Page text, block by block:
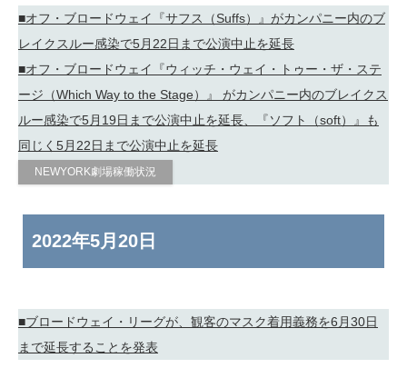
■オフ・ブロードウェイ『サフス（Suffs）』がカンパニー内のブ
レイクスルー感染で5月22日まで公演中止を延長
■オフ・ブロードウェイ『ウィッチ・ウェイ・トゥー・ザ・ステ
ージ（Which Way to the Stage）』 がカンパニー内のブレイクス
ルー感染で5月19日まで公演中止を延長、『ソフト（soft）』も
同じく5月22日まで公演中止を延長
NEWYORK劇場稼働状況
2022年5月20日
■ブロードウェイ・リーグが、観客のマスク着用義務を6月30日
まで延長することを発表